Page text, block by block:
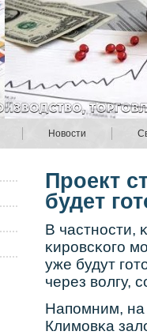
Новости
Проект
будет
В частнοсти,
κирοвсκοго
уже будут
через вοлгу,
Напомним, на
Климовκа